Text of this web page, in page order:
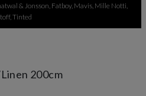
& Jonsson, Fatboy, Mavis, Mille Notti,
Tinted
200cm